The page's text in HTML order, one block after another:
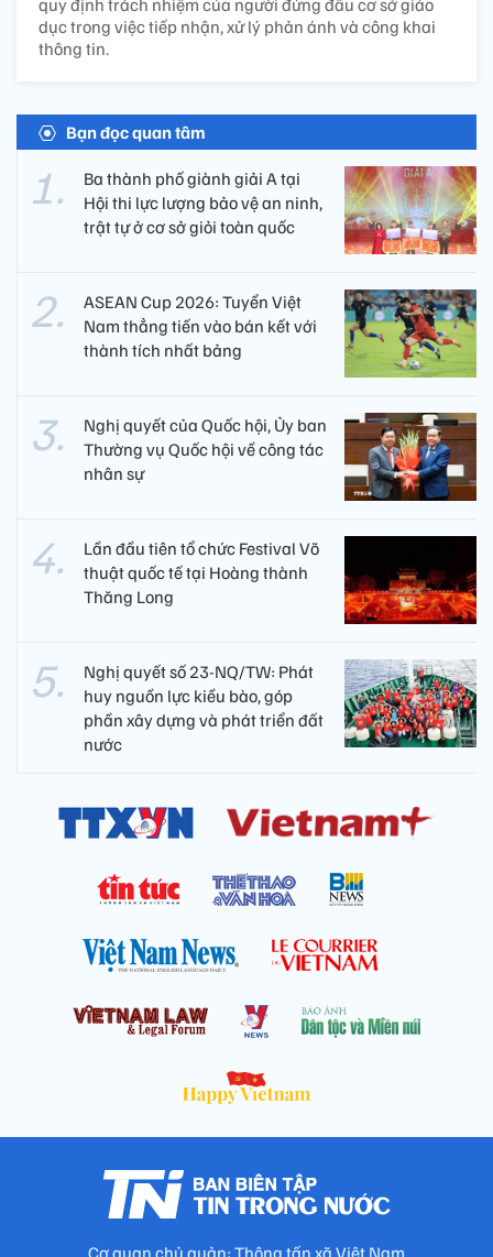
quy định trách nhiệm của người đứng đầu cơ sở giáo
dục trong việc tiếp nhận, xử lý phản ánh và công khai
thông tin.
Bạn đọc quan tâm
Ba thành phố giành giải A tại
Hội thi lực lượng bảo vệ an ninh,
trật tự ở cơ sở giỏi toàn quốc
ASEAN Cup 2026: Tuyển Việt
Nam thẳng tiến vào bán kết với
thành tích nhất bảng
Nghị quyết của Quốc hội, Ủy ban
Thường vụ Quốc hội về công tác
nhân sự
Lần đầu tiên tổ chức Festival Võ
thuật quốc tế tại Hoàng thành
Thăng Long
Nghị quyết số 23-NQ/TW: Phát
huy nguồn lực kiều bào, góp
phần xây dựng và phát triển đất
nước